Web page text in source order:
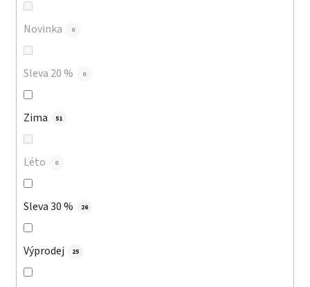
Novinka 0
Sleva 20 % 0
Zima 51
Léto 0
Sleva 30 % 26
Výprodej 25